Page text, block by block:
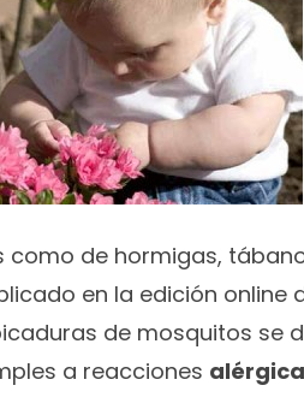
de hormigas,
en la edición online
de mosquitos se
a reacciones